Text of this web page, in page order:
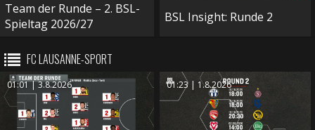
Team der Runde – 2. BSL-
Spieltag 2026/27
BSL Insight: Runde 2
FC LAUSANNE-SPORT
01:01 | 3.8.2026 01:23 | 1.8.2026